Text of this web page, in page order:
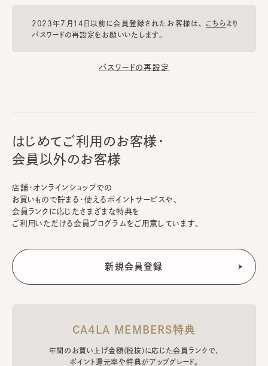
2023年7月14日以前に会員登録されたお客様は、 こちらより
パスワードの再設定をお願いいたします。
パスワードの再設定
はじめてご利用のお客様・
会員以外のお客様
店舗・オンラインショップでの
お買いもので貯まる・使えるポイントサービスや、
会員ランクに応じたさまざまな特典を
ご利用いただける会員プログラムをご用意しています。
CA4LA MEMBERS特典
年間のお買い上げ金額(税抜)に応じた会員ランクで、
ポイント還元率や特典がアップグレード。